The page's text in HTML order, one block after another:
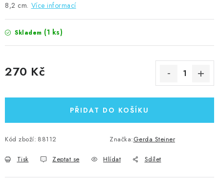
8,2 cm. Více informací
Skladem (1 ks)
270 Kč
PŘIDAT DO KOŠÍKU
Kód zboží: 88112 Značka:Gerda Steiner
Tisk Zeptat se Hlídat Sdílet